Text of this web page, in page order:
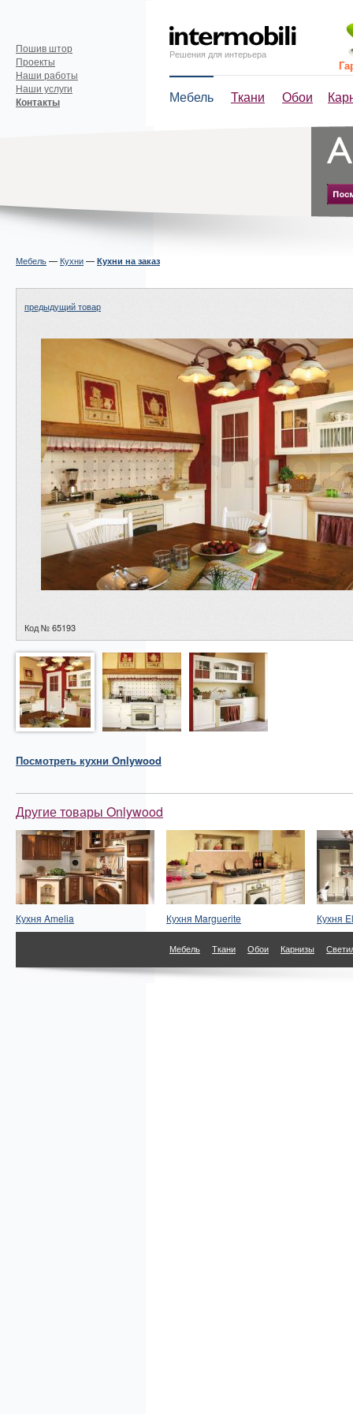
Решения для интерьера
Мебель Ткани Обои
Пошив штор
Проекты
Наши работы
Наши услуги
Контакты
Мебель— Кухни— Кухни на заказ
предыдущий товар
Код № 65193
Посмотреть кухни Onlywood
Другие товары Onlywood
Кухня Amelia Кухня Marguerite Кухня
Мебель Ткани Обои Карнизы